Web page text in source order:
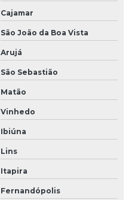
Cajamar
São João da Boa Vista
Arujá
São Sebastião
Matão
Vinhedo
Ibiúna
Lins
Itapira
Fernandópolis